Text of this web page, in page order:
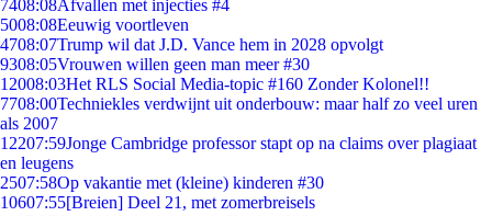
7408:08Afvallen met injecties #4
5008:08Eeuwig voortleven
4708:07Trump wil dat J.D. Vance hem in 2028 opvolgt
9308:05Vrouwen willen geen man meer #30
12008:03Het RLS Social Media-topic #160 Zonder Kolonel!!
7708:00Techniekles verdwijnt uit onderbouw: maar half zo veel uren
als 2007
12207:59Jonge Cambridge professor stapt op na claims over plagiaat
en leugens
2507:58Op vakantie met (kleine) kinderen #30
10607:55[Breien] Deel 21, met zomerbreisels